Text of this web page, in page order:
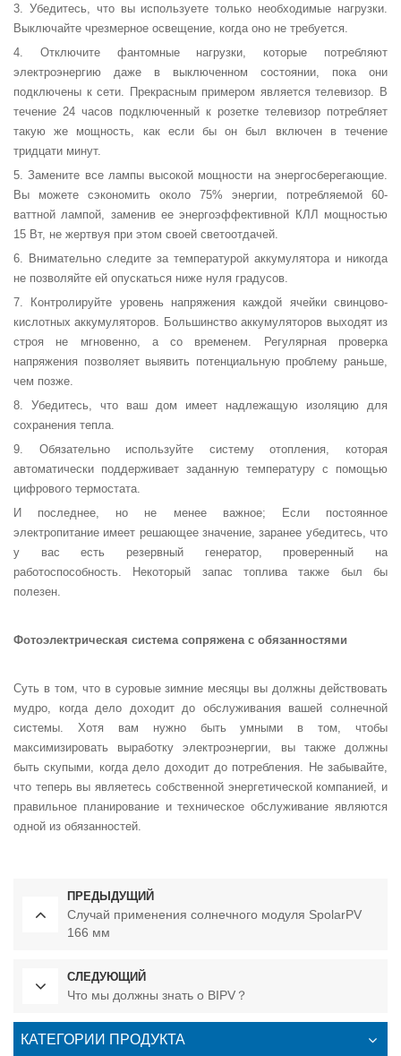
3. Убедитесь, что вы используете только необходимые нагрузки.
Выключайте чрезмерное освещение, когда оно не требуется.
4. Отключите фантомные нагрузки, которые потребляют
электроэнергию даже в выключенном состоянии, пока они
подключены к сети. Прекрасным примером является телевизор. В
течение 24 часов подключенный к розетке телевизор потребляет
такую же мощность, как если бы он был включен в течение
тридцати минут.
5. Замените все лампы высокой мощности на энергосберегающие.
Вы можете сэкономить около 75% энергии, потребляемой 60-
ваттной лампой, заменив ее энергоэффективной КЛЛ мощностью
15 Вт, не жертвуя при этом своей светоотдачей.
6. Внимательно следите за температурой аккумулятора и никогда
не позволяйте ей опускаться ниже нуля градусов.
7. Контролируйте уровень напряжения каждой ячейки свинцово-
кислотных аккумуляторов. Большинство аккумуляторов выходят из
строя не мгновенно, а со временем. Регулярная проверка
напряжения позволяет выявить потенциальную проблему раньше,
чем позже.
8. Убедитесь, что ваш дом имеет надлежащую изоляцию для
сохранения тепла.
9. Обязательно используйте систему отопления, которая
автоматически поддерживает заданную температуру с помощью
цифрового термостата.
И последнее, но не менее важное; Если постоянное
электропитание имеет решающее значение, заранее убедитесь, что
у вас есть резервный генератор, проверенный на
работоспособность. Некоторый запас топлива также был бы
полезен.
Фотоэлектрическая система сопряжена с обязанностями
Суть в том, что в суровые зимние месяцы вы должны действовать
мудро, когда дело доходит до обслуживания вашей солнечной
системы. Хотя вам нужно быть умными в том, чтобы
максимизировать выработку электроэнергии, вы также должны
быть скупыми, когда дело доходит до потребления. Не забывайте,
что теперь вы являетесь собственной энергетической компанией, и
правильное планирование и техническое обслуживание являются
одной из обязанностей.
ПРЕДЫДУЩИЙ
Случай применения солнечного модуля SpolarPV
166 мм
СЛЕДУЮЩИЙ
Что мы должны знать о BIPV？
КАТЕГОРИИ ПРОДУКТА